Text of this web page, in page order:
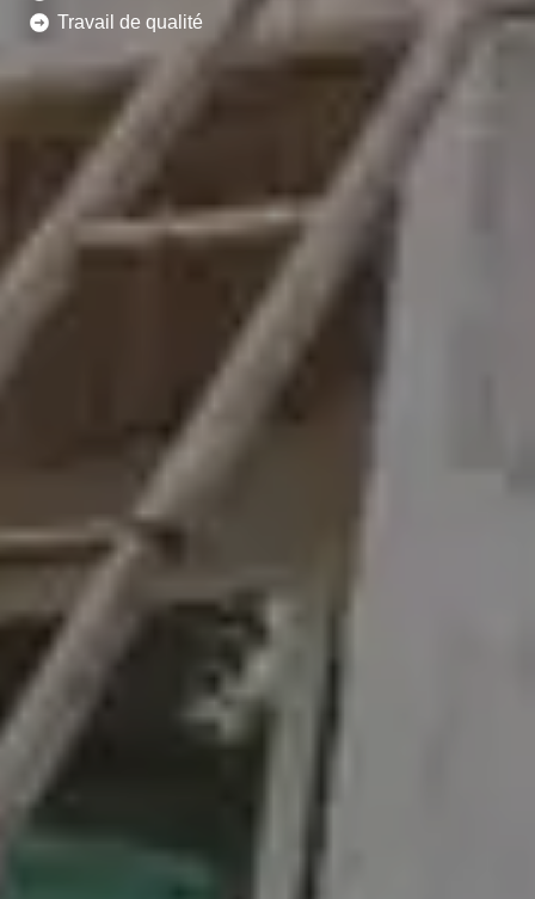
Travail de qualité